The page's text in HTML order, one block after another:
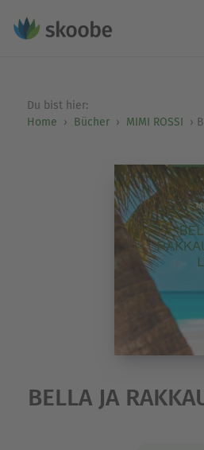
Du bist hier:
Home
Bücher MIMI ROSSI
BELLA JA